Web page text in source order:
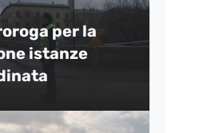
per la
istanze